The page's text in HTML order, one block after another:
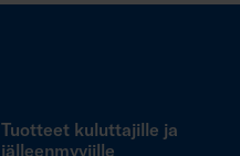
Tuotteet kuluttajille ja
jälleenmyyjille